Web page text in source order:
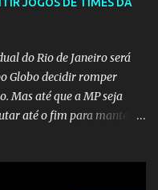
do Rio de Janeiro será
Globo decidir romper
Mas até que a MP seja
até o fim para manter o